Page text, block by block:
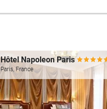
Hôtel Napoleon Paris
Paris, France